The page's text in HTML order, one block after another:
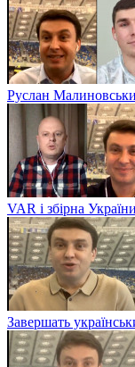
Руслан
VAR і збірна України
Завершать